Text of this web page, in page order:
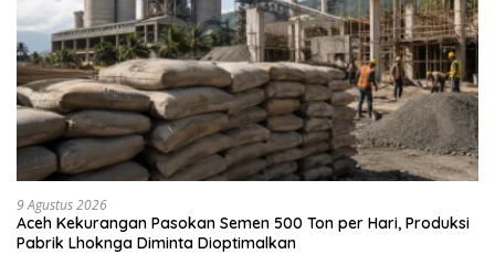
9 Agustus 2026
Aceh Kekurangan Pasokan Semen 500 Ton per Hari, Produksi
Pabrik Lhoknga Diminta Dioptimalkan